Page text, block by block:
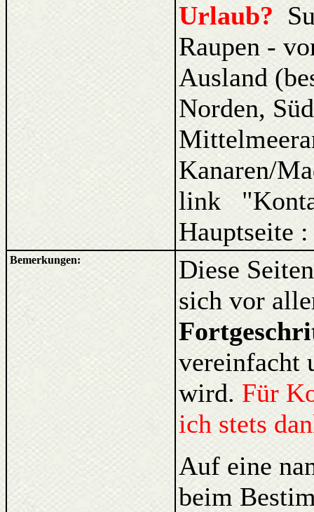
Urlaub?
Raupen -
Ausland
Norden,
Kanaren/
link
Hauptseite
Bemerkungen:
Diese
sich vor
vereinfacht
wird. Für
ich stets
Auf eine
beim